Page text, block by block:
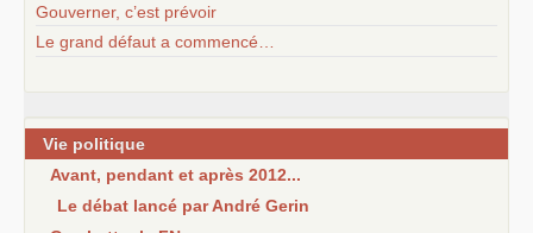
Gouverner, c’est prévoir
Le grand défaut a commencé…
Vie politique
Avant, pendant et après 2012...
Le débat lancé par André Gerin